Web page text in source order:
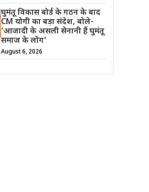
घुमंतू विकास बोर्ड के गठन के बाद
CM योगी का बड़ा संदेश, बोले-
‘आजादी के असली सेनानी हैं घुमंतू
समाज के लोग’
August 6, 2026